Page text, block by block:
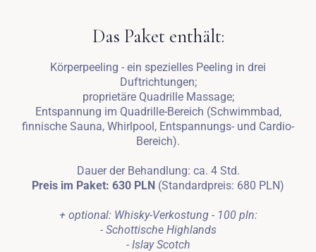
Das Paket enthält:
Körperpeeling - ein spezielles Peeling in drei
Duftrichtungen;
proprietäre Quadrille Massage;
Entspannung im Quadrille-Bereich (Schwimmbad,
finnische Sauna, Whirlpool, Entspannungs- und Cardio-
Bereich).
Dauer der Behandlung: ca. 4 Std.
Preis im Paket: 630 PLN (Standardpreis: 680 PLN)
+ optional: Whisky-Verkostung - 100 pln:
- Schottische Highlands
- Islay Scotch